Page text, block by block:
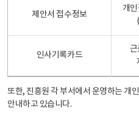
제안서 접수정보
개
인사기록카드
근
또한, 진흥원 각 부서에서 운영하는 개
안내하고 있습니다.